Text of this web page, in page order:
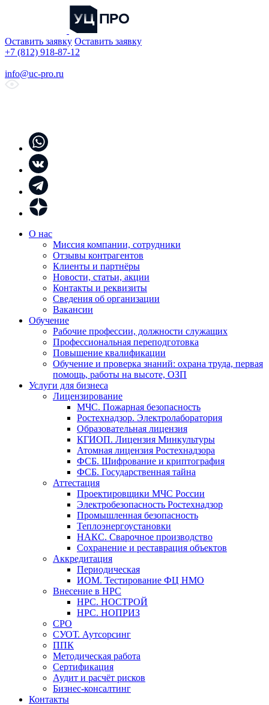
Оставить заявку Оставить заявку
+7 (812) 918-87-12
info@uc-pro.ru
О нас
Миссия компании, сотрудники
Отзывы контрагентов
Клиенты и партнёры
Новости, статьи, акции
Контакты и реквизиты
Сведения об организации
Вакансии
Обучение
Рабочие профессии, должности служащих
Профессиональная переподготовка
Повышение квалификации
Обучение и проверка знаний: охрана труда, первая
помощь, работы на высоте, ОЗП
Услуги для бизнеса
Лицензирование
МЧС. Пожарная безопасность
Ростехнадзор. Электролаборатория
Образовательная лицензия
КГИОП. Лицензия Минкультуры
Атомная лицензия Ростехнадзора
ФСБ. Шифрование и криптография
ФСБ. Государственная тайна
Аттестация
Проектировщики МЧС России
Электробезопасность Ростехнадзор
Промышленная безопасность
Теплоэнергоустановки
НАКС. Сварочное производство
Сохранение и реставрация объектов
Аккредитация
Периодическая
ИОМ. Тестирование ФЦ НМО
Внесение в НРС
НРС. НОСТРОЙ
НРС. НОПРИЗ
СРО
СУОТ. Аутсорсинг
ППК
Методическая работа
Сертификация
Аудит и расчёт рисков
Бизнес-консалтинг
Контакты